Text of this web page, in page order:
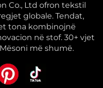
Co., Ltd ofron tekstil
globale. Tendat,
tona kombinojnë
në stof. 30+ vjet
më shumë.